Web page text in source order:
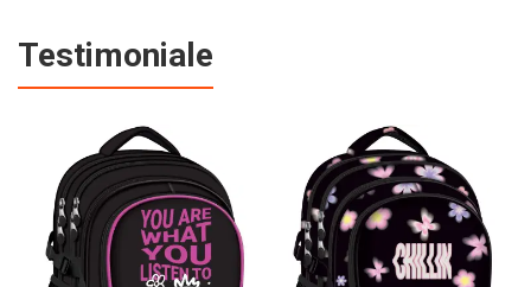
Testimoniale